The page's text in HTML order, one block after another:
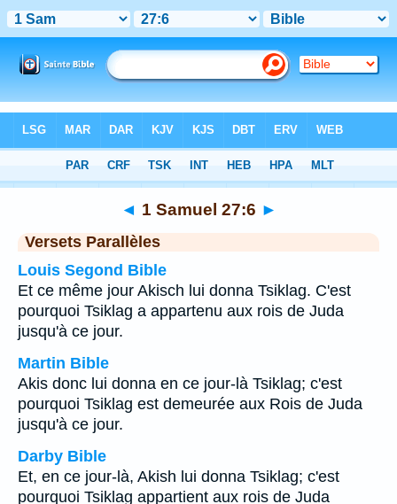
Chapitre 27 > Verset 6
◄ 1 Samuel 27:6 ►
Versets Parallèles
Louis Segond Bible
Et ce même jour Akisch lui donna Tsiklag. C'est
pourquoi Tsiklag a appartenu aux rois de Juda
jusqu'à ce jour.
Martin Bible
Akis donc lui donna en ce jour-là Tsiklag; c'est
pourquoi Tsiklag est demeurée aux Rois de Juda
jusqu'à ce jour.
Darby Bible
Et, en ce jour-là, Akish lui donna Tsiklag; c'est
pourquoi Tsiklag appartient aux rois de Juda